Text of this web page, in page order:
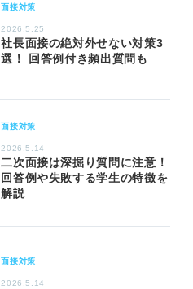
面接対策
2026.5.25
社長面接の絶対外せない対策3
選！ 回答例付き頻出質問も
面接対策
2026.5.14
二次面接は深掘り質問に注意！
回答例や失敗する学生の特徴を
解説
面接対策
2026.5.14